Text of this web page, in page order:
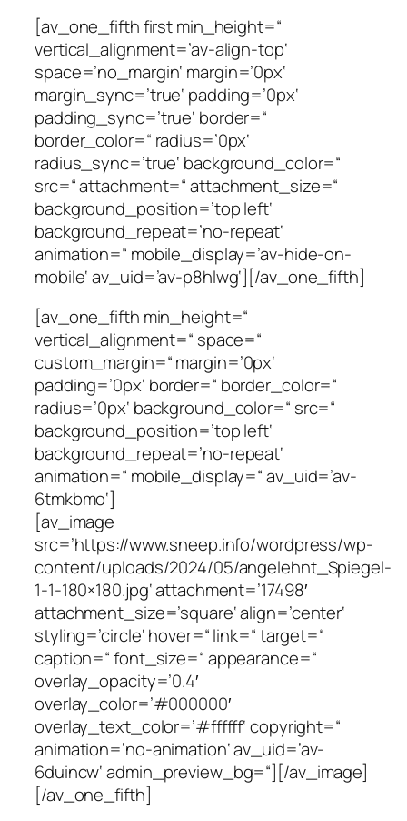
[av_one_fifth first min_height=“
vertical_alignment=’av-align-top‘
space=’no_margin‘ margin=’0px‘
margin_sync=’true‘ padding=’0px‘
padding_sync=’true‘ border=“
border_color=“ radius=’0px‘
radius_sync=’true‘ background_color=“
src=“ attachment=“ attachment_size=“
background_position=’top left‘
background_repeat=’no-repeat‘
animation=“ mobile_display=’av-hide-on-
mobile‘ av_uid=’av-p8hlwg‘][/av_one_fifth]
[av_one_fifth min_height=“
vertical_alignment=“ space=“
custom_margin=“ margin=’0px‘
padding=’0px‘ border=“ border_color=“
radius=’0px‘ background_color=“ src=“
background_position=’top left‘
background_repeat=’no-repeat‘
animation=“ mobile_display=“ av_uid=’av-
6tmkbmo‘]
[av_image
src=’https://www.sneep.info/wordpress/wp-
content/uploads/2024/05/angelehnt_Spiegel-
1-1-180×180.jpg‘ attachment=’17498′
attachment_size=’square‘ align=’center‘
styling=’circle‘ hover=“ link=“ target=“
caption=“ font_size=“ appearance=“
overlay_opacity=’0.4′
overlay_color=’#000000′
overlay_text_color=’#ffffff‘ copyright=“
animation=’no-animation‘ av_uid=’av-
6duincw‘ admin_preview_bg=“][/av_image]
[/av_one_fifth]